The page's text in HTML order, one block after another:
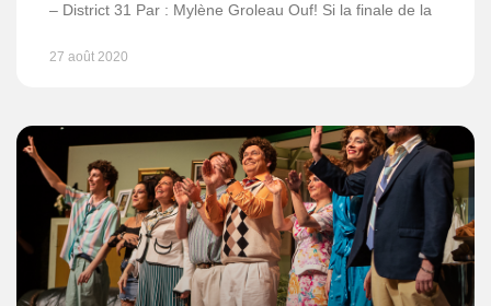
– District 31 Par : Mylène Groleau Ouf! Si la finale de la
27 août 2020